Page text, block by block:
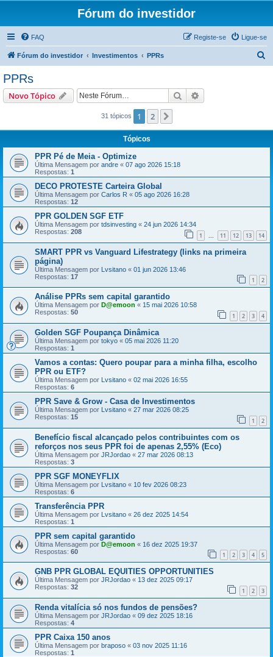
Fórum do investidor
FAQ Ligue-se
Registe-se
Fórum do investidor Investimentos PPRs
PPRs
Novo Tópico Pesquisar
31 tópicos 1 2
Tópicos
PPR Pé de Meia - Optimize
Última Mensagem por andre « 07 ago 2026 15:18
Respostas: 1
DECO PROTESTE Carteira Global
Última Mensagem por Carlos R « 05 ago 2026 16:28
Respostas: 12
PPR GOLDEN SGF ETF
Última Mensagem por tdsinvesting « 24 jun 2026 14:34
Respostas: 208 1 ... 11 12 13 14
SMART PPR vs Vanguard Lifestrategy (links na primeira
página)
Última Mensagem por Lvsitano « 01 jun 2026 13:46
Respostas: 17 1 2
Análise PPRs sem capital garantido
Última Mensagem por D@emoon « 15 mai 2026 10:58
Respostas: 50 1 2 3 4
Golden SGF Poupança Dinâmica
Última Mensagem por tokyo « 05 mai 2026 11:20
Respostas: 1
Vamos a contas: Quero poupar para a minha filha, escolho
PPR ou ETF?
Última Mensagem por Lvsitano « 02 mai 2026 16:55
Respostas: 6
PPR Save & Grow - Casa de Investimentos
Última Mensagem por Lvsitano « 27 mar 2026 08:25
Respostas: 15 1 2
Benefício fiscal alcançado pelos contribuintes com os
reforços nos seus PPR foi de apenas 2,55% (Eco)
Última Mensagem por JRJordao « 27 mar 2026 08:13
Respostas: 3
PPR SGF MONEYFLIX
Última Mensagem por Lvsitano « 10 fev 2026 08:23
Respostas: 6
Transferência PPR
Última Mensagem por Lvsitano « 26 dez 2025 14:54
Respostas: 1
PPR sem capital garantido
Última Mensagem por D@emoon « 16 dez 2025 19:37
Respostas: 60 1 2 3 4 5
GNB PPR GLOBAL EQUITIES OPPORTUNITIES
Última Mensagem por JRJordao « 13 dez 2025 09:17
Respostas: 32 1 2 3
Renda vitalícia só nos fundos de pensões?
Última Mensagem por JRJordao « 09 dez 2025 18:16
Respostas: 4
PPR Caixa 150 anos
Última Mensagem por braposo « 03 nov 2025 11:16
Respostas: 1